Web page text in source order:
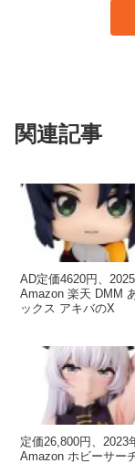
関連記事
AD定価4620円、
Amazon 楽天 DMM
ックス アキバのX
定価26,800円、2023
Amazon ホビーサー